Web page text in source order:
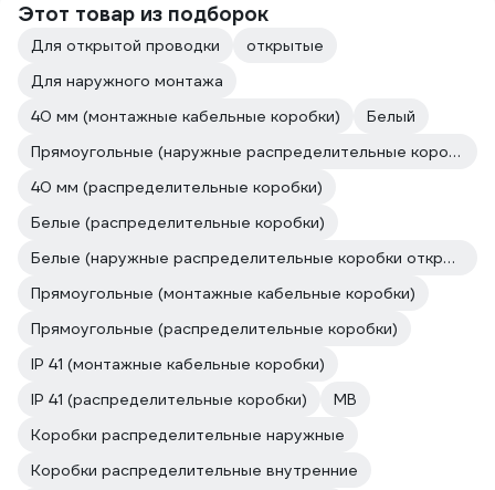
Этот товар из подборок
Для открытой проводки
открытые
Для наружного монтажа
40 мм (монтажные кабельные коробки)
Белый
Прямоугольные (наружные распределительные коробки открытой установки)
40 мм (распределительные коробки)
Белые (распределительные коробки)
Белые (наружные распределительные коробки открытой установки)
Прямоугольные (монтажные кабельные коробки)
Прямоугольные (распределительные коробки)
IP 41 (монтажные кабельные коробки)
IP 41 (распределительные коробки)
MB
Коробки распределительные наружные
Коробки распределительные внутренние